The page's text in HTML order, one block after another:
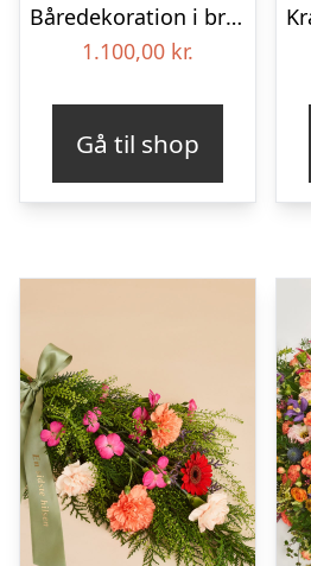
Båredekoration i brændte farver – Blomster til begravelse
1.100,00 kr.
Gå til shop